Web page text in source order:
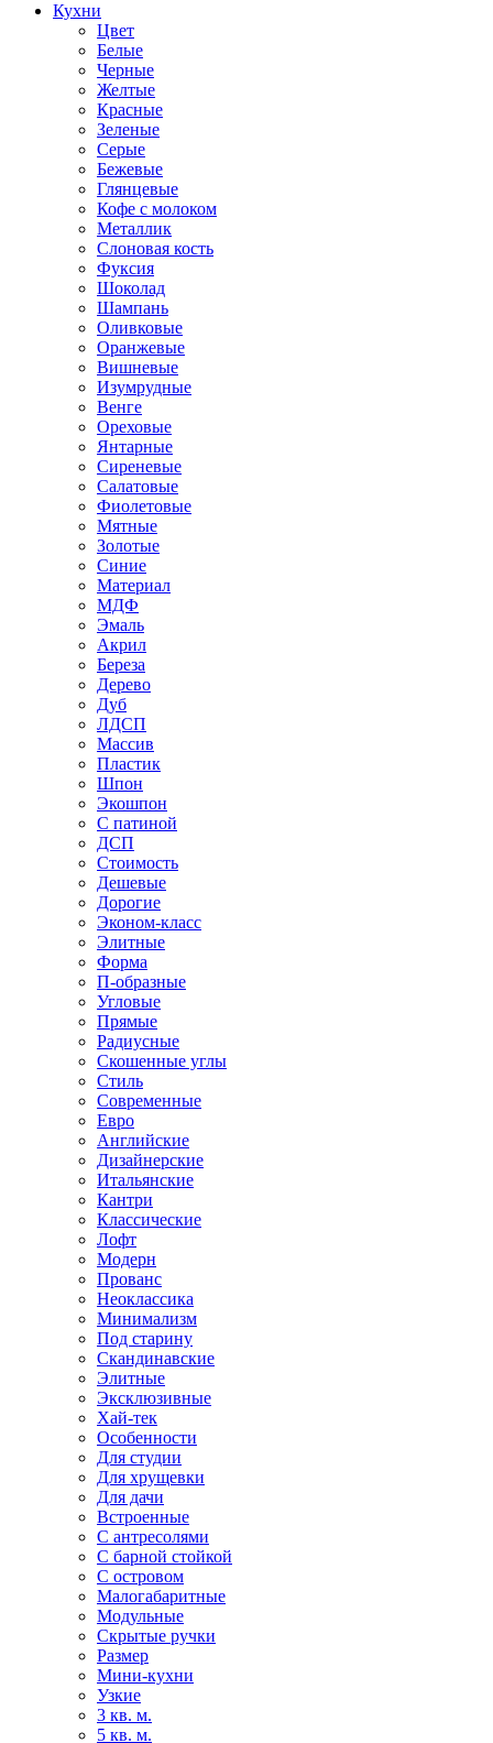
Кухни
Цвет
Белые
Черные
Желтые
Красные
Зеленые
Серые
Бежевые
Глянцевые
Кофе с молоком
Металлик
Слоновая кость
Фуксия
Шоколад
Шампань
Оливковые
Оранжевые
Вишневые
Изумрудные
Венге
Ореховые
Янтарные
Сиреневые
Салатовые
Фиолетовые
Мятные
Золотые
Синие
Материал
МДФ
Эмаль
Акрил
Береза
Дерево
Дуб
ЛДСП
Массив
Пластик
Шпон
Экошпон
С патиной
ДСП
Стоимость
Дешевые
Дорогие
Эконом-класс
Элитные
Форма
П-образные
Угловые
Прямые
Радиусные
Скошенные углы
Стиль
Современные
Евро
Английские
Дизайнерские
Итальянские
Кантри
Классические
Лофт
Модерн
Прованс
Неоклассика
Минимализм
Под старину
Скандинавские
Элитные
Эксклюзивные
Хай-тек
Особенности
Для студии
Для хрущевки
Для дачи
Встроенные
С антресолями
С барной стойкой
С островом
Малогабаритные
Модульные
Скрытые ручки
Размер
Мини-кухни
Узкие
3 кв. м.
5 кв. м.